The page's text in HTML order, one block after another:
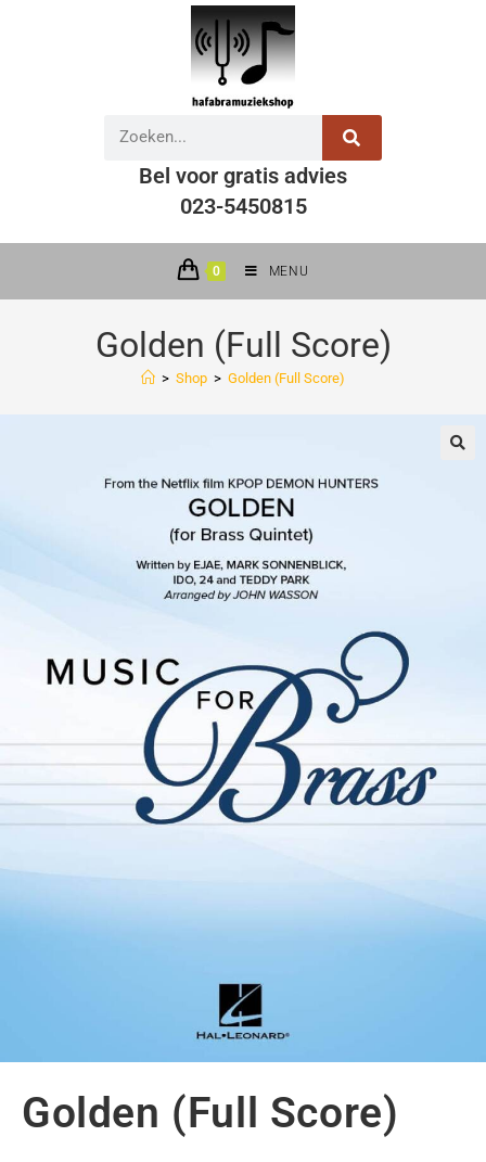
Bel voor gratis advies
023-5450815
0 MENU
Golden (Full Score)
> Shop > Golden (Full Score)
Golden (Full Score)